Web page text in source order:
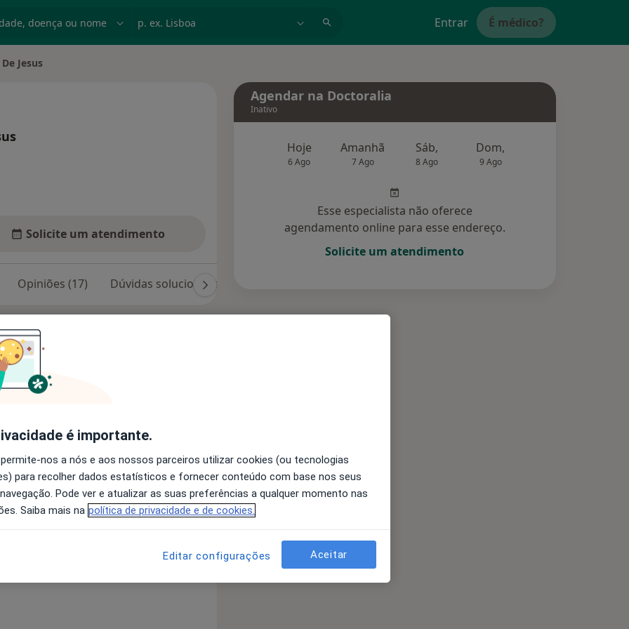
Entrar É médico?
Jesus
Solicite um atendimento
Opiniões (17) Dúvidas solucionadas (91)
Educação do Porto;
Psicologia Clinica Cédula
Gomes ( ISMAT-LUSOFONA )
Agendar na Doctoralia
Inativo
Hoje
6 Ago
Amanhã
7 Ago
Sáb,
8 Ago
Dom,
9 Ago
Esse especialista não oferece
agendamento online para esse endereço.
Solicite um atendimento
é importante.
nos a nós e aos nossos parceiros utilizar cookies (ou tecnologias
para recolher dados estatísticos e fornecer conteúdo com base nos seus
Pode ver e atualizar as suas preferências a qualquer momento nas
Saiba mais na política de privacidade e de cookies.
Editar configurações Aceitar